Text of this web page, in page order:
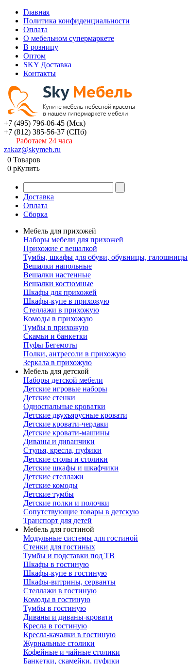
Главная
Политика конфиденциальности
Оплата
О мебельном супермаркете
В розницу
Оптом
SKY Доставка
Контакты
+7 (495) 796-06-45 (Мск)
+7 (812) 385-56-37 (СПб)
Работаем 24 часа
zakaz@skymeb.ru
0 Товаров
0 pКупить
Доставка
Оплата
Сборка
Мебель для прихожей
Наборы мебели для прихожей
Прихожие с вешалкой
Тумбы, шкафы для обуви, обувницы, галошницы
Вешалки напольные
Вешалки настенные
Вешалки костюмные
Шкафы для прихожей
Шкафы-купе в прихожую
Стеллажи в прихожую
Комоды в прихожую
Тумбы в прихожую
Скамьи и банкетки
Пуфы Бегемоты
Полки, антресоли в прихожую
Зеркала в прихожую
Мебель для детской
Наборы детской мебели
Детские игровые наборы
Детские стенки
Односпальные кроватки
Детские двухъярусные кровати
Детские кровати-чердаки
Детские кровати-машины
Диваны и диванчики
Стулья, кресла, пуфики
Детские столы и столики
Детские шкафы и шкафчики
Детские стеллажи
Детские комоды
Детские тумбы
Детские полки и полочки
Сопутствующие товары в детскую
Транспорт для детей
Мебель для гостиной
Модульные системы для гостиной
Стенки для гостиных
Тумбы и подставки под ТВ
Шкафы в гостиную
Шкафы-купе в гостиную
Шкафы-витрины, серванты
Стеллажи в гостиную
Комоды в гостиную
Тумбы в гостиную
Диваны и диваны-кровати
Кресла в гостиную
Кресла-качалки в гостиную
Журнальные столики
Кофейные и чайные столики
Банкетки, скамейки, пуфики